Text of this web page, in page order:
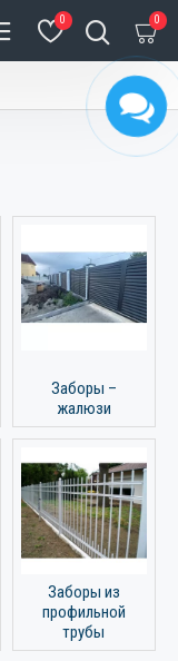
0 0
Заборы –
жалюзи
Заборы из
профильной
трубы